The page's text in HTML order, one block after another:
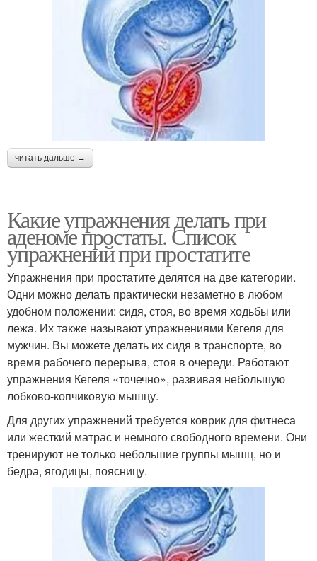
читать дальше →
Какие упражнения делать при
аденоме простаты. Список
упражнений при простатите
Упражнения при простатите делятся на две категории.
Одни можно делать практически незаметно в любом
удобном положении: сидя, стоя, во время ходьбы или
лежа. Их также называют упражнениями Кегеля для
мужчин. Вы можете делать их сидя в транспорте, во
время рабочего перерыва, стоя в очереди. Работают
упражнения Кегеля «точечно», развивая небольшую
лобково-копчиковую мышцу.
Для других упражнений требуется коврик для фитнеса
или жесткий матрас и немного свободного времени. Они
тренируют не только небольшие группы мышц, но и
бедра, ягодицы, поясницу.